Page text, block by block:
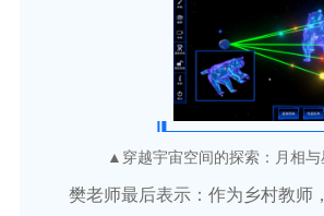
▲穿越宇宙空间的探索：月相与
樊老师最后表示：作为乡村教师